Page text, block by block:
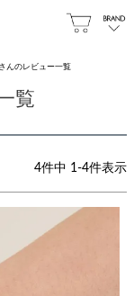
んのレビュー一覧
覧
4件中 1-4件表示